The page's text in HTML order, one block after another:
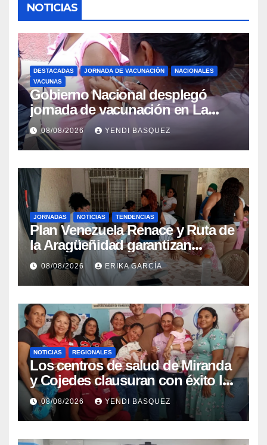
NOTICIAS
DESTACADAS JORNADA DE VACUNACIÓN
NACIONALES
VACUNAS
Gobierno Nacional desplegó
jornada de vacunación en La
Guaira para garantizar protección
epidemiológica
08/08/2026 YENDI BASQUEZ
JORNADAS NOTICIAS TENDENCIAS
Plan Venezuela Renace y Ruta de
la Aragüeñidad garantizan
atención médica integral en
Aragua
08/08/2026 ERIKA GARCÍA
NOTICIAS REGIONALES
Los centros de salud de Miranda
y Cojedes clausuran con éxito la
Semana Mundial de la Lactancia
Materna
08/08/2026 YENDI BASQUEZ